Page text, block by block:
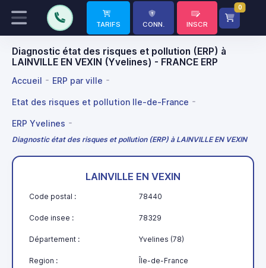
TARIFS CONN. INSCR
0
Diagnostic état des risques et pollution (ERP) à
LAINVILLE EN VEXIN (Yvelines) - FRANCE ERP
Accueil ERP par ville
Etat des risques et pollution Ile-de-France
ERP Yvelines
Diagnostic état des risques et pollution (ERP) à LAINVILLE EN VEXIN
LAINVILLE EN VEXIN
Code postal : 78440
Code insee : 78329
Département : Yvelines (78)
Region : Île-de-France